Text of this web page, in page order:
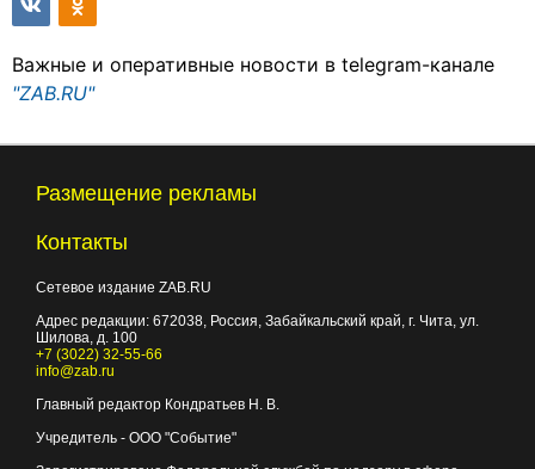
Важные и оперативные новости в telegram-канале
"ZAB.RU"
Размещение рекламы
Контакты
Сетевое издание ZAB.RU
Адрес редакции: 672038, Россия, Забайкальский край, г. Чита, ул.
Шилова, д. 100
+7 (3022) 32-55-66
info@zab.ru
Главный редактор Кондратьев Н. В.
Учредитель - ООО "Событие"